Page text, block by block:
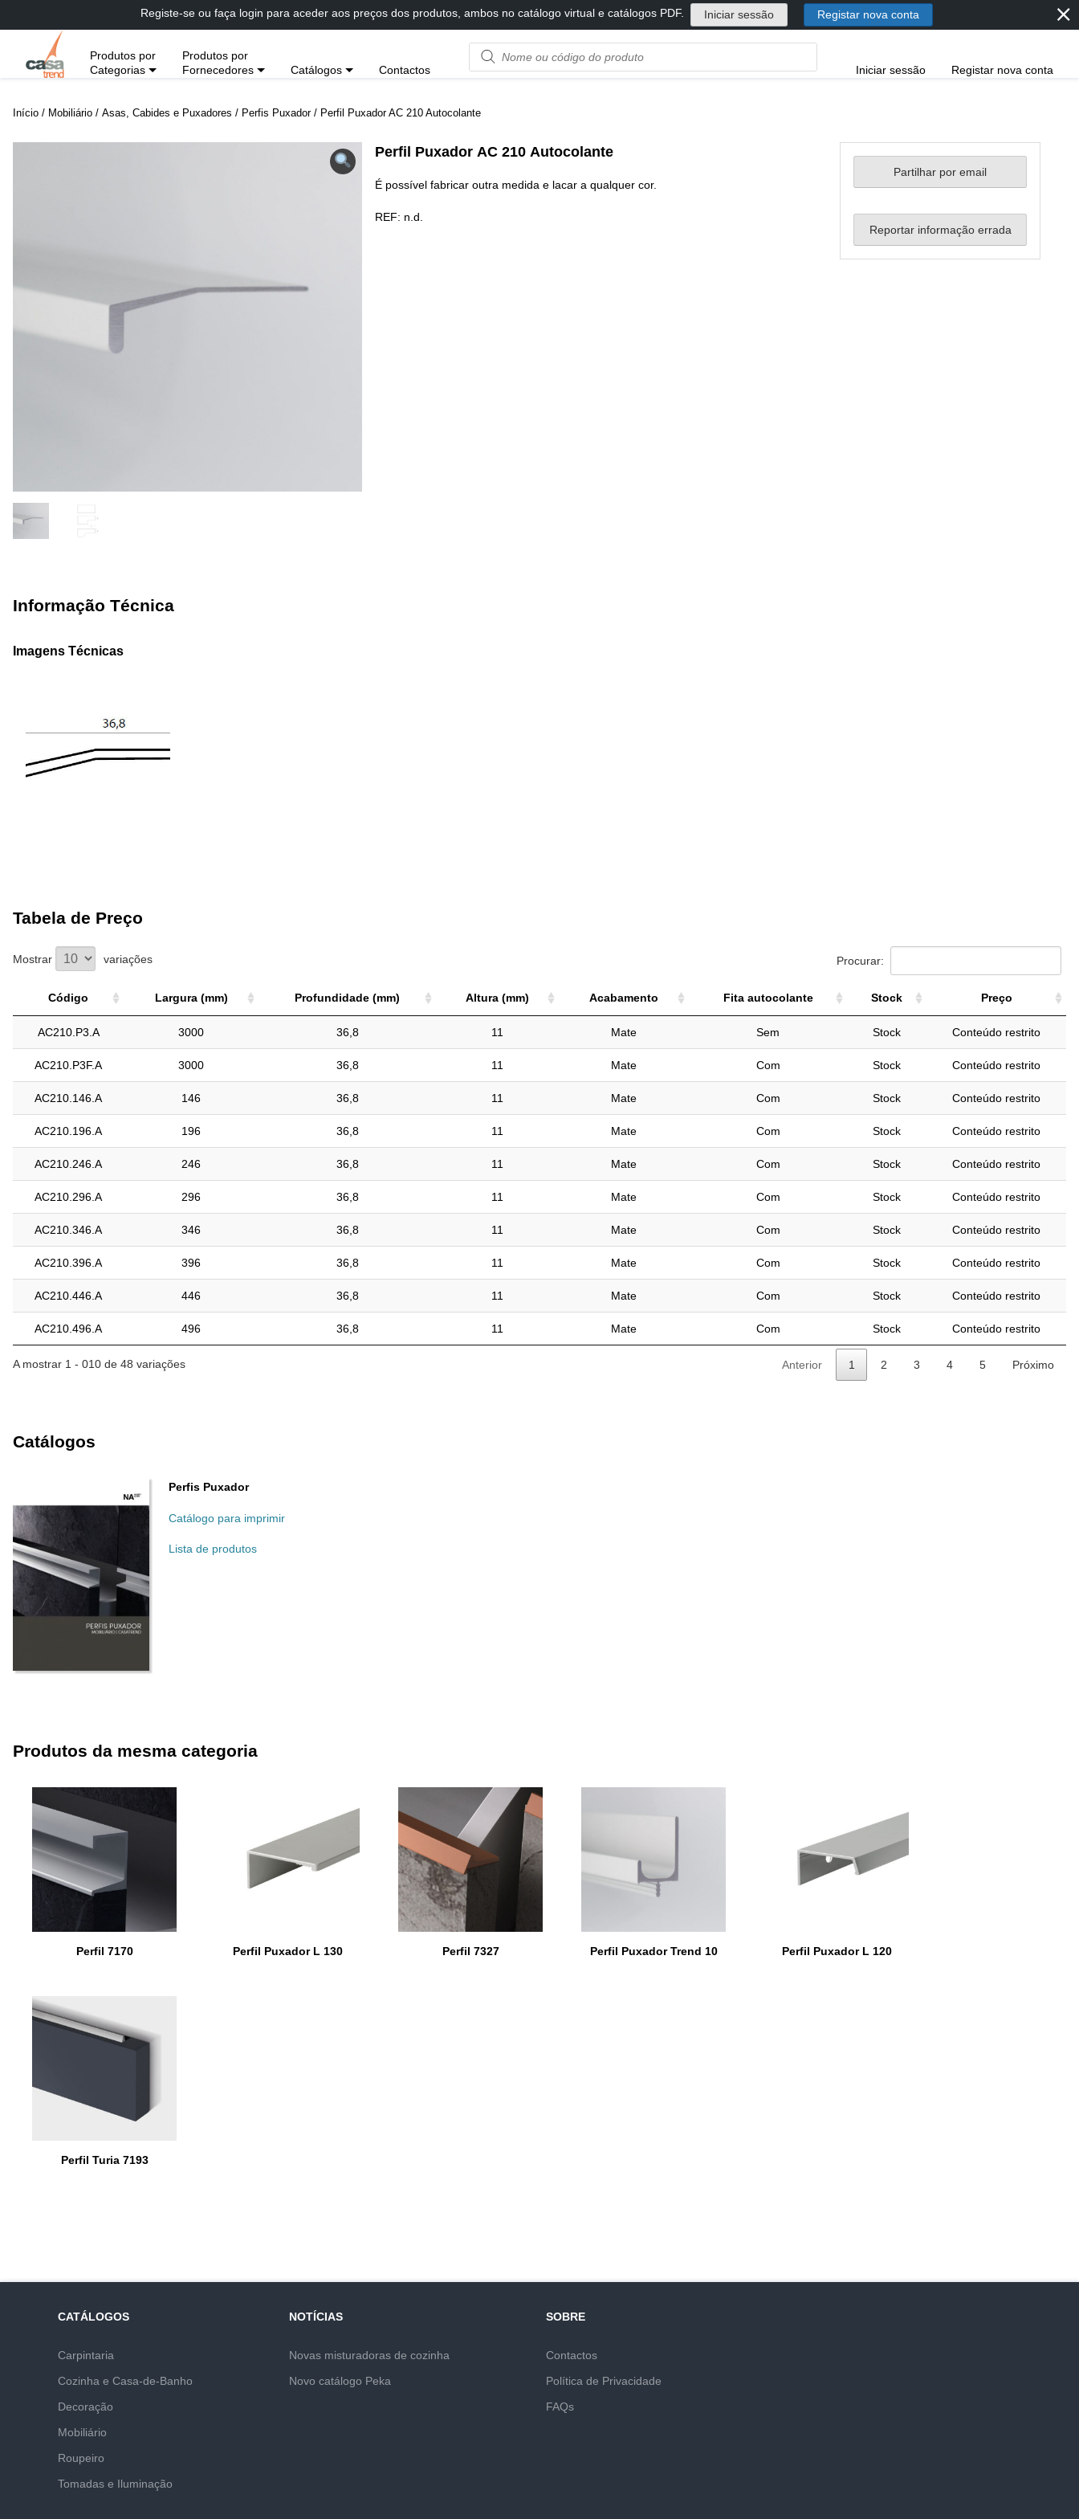
diretamente
conteúdo
Registe-se ou faça login para aceder aos preços dos produtos, ambos no catálogo virtual e catálogos PDF. Iniciar sessão Registar nova conta ⨯
Produtos por
Categorias
Produtos por
Fornecedores
Catálogos Contactos
Product
name
code
Iniciar sessão Registar nova conta
Início / Mobiliário / Asas, Cabides e Puxadores / Perfis Puxador/ Perfil Puxador AC 210 Autocolante
Perfil Puxador AC 210 Autocolante
É possível fabricar outra medida e lacar a qualquer cor.
REF: n.d.
Partilhar por email
Reportar informação errada
Informação Técnica
Imagens Técnicas
Tabela de Preço
Mostrar variações Procurar:
Código Largura (mm) Profundidade (mm) Altura (mm) Acabamento Fita autocolante Stock Preço
Código Largura (mm) Profundidade (mm) Altura (mm) Acabamento Fita autocolante Stock Preço
AC210.P3.A 3000 36,8 11 Mate Sem Stock Conteúdo restrito
AC210.P3F.A 3000 36,8 11 Mate Com Stock Conteúdo restrito
AC210.146.A 146 36,8 11 Mate Com Stock Conteúdo restrito
AC210.196.A 196 36,8 11 Mate Com Stock Conteúdo restrito
AC210.246.A 246 36,8 11 Mate Com Stock Conteúdo restrito
AC210.296.A 296 36,8 11 Mate Com Stock Conteúdo restrito
AC210.346.A 346 36,8 11 Mate Com Stock Conteúdo restrito
AC210.396.A 396 36,8 11 Mate Com Stock Conteúdo restrito
AC210.446.A 446 36,8 11 Mate Com Stock Conteúdo restrito
AC210.496.A 496 36,8 11 Mate Com Stock Conteúdo restrito
A mostrar 1 - 010 de 48 variações Anterior 1 2 3 4 5 Próximo
Catálogos
Perfis Puxador
Catálogo para imprimir
Lista de produtos
Produtos da mesma categoria
Perfil 7170 Perfil Puxador L 130 Perfil 7327 Perfil Puxador Trend 10 Perfil Puxador L 120
Perfil Turia 7193
CATÁLOGOS
Carpintaria
Cozinha e Casa-de-Banho
Decoração
Mobiliário
Roupeiro
Tomadas e Iluminação
NOTÍCIAS
Novas misturadoras de cozinha
Novo catálogo Peka
SOBRE
Contactos
Política de Privacidade
FAQs